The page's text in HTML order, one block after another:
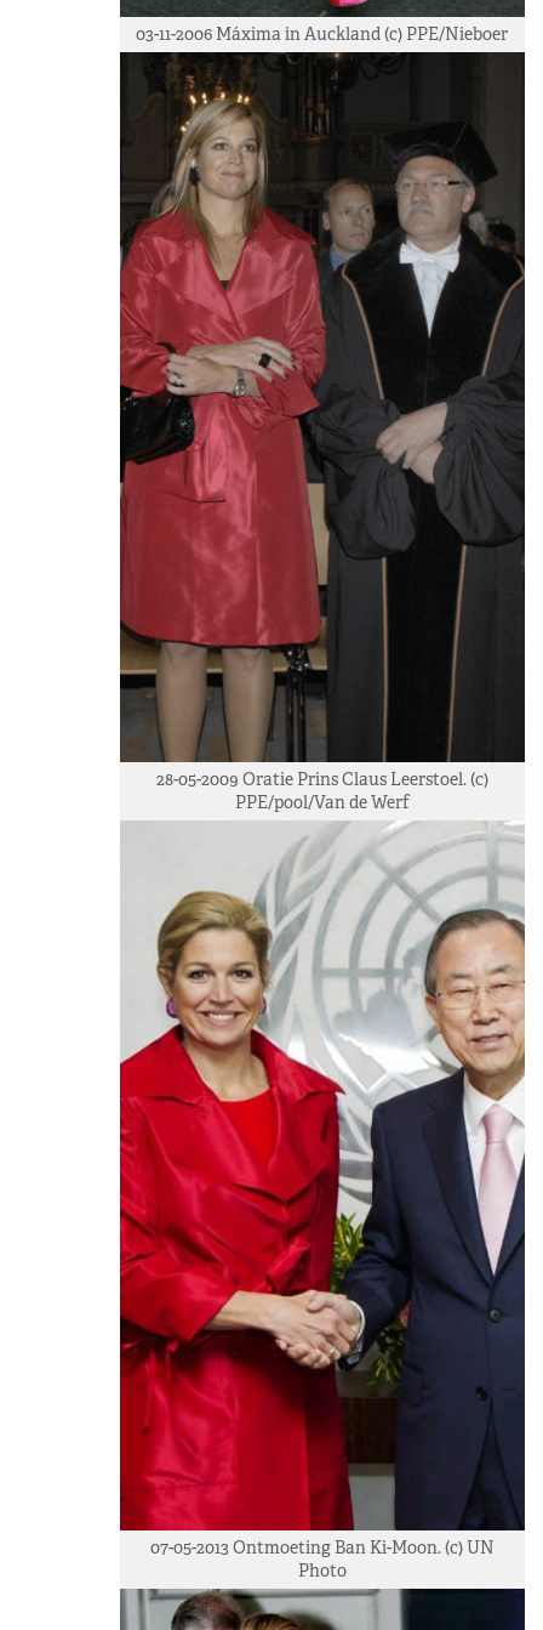
03-11-2006 Máxima in Auckland (c) PPE/Nieboer
28-05-2009 Oratie Prins Claus Leerstoel. (c)
PPE/pool/Van de Werf
07-05-2013 Ontmoeting Ban Ki-Moon. (c) UN
Photo